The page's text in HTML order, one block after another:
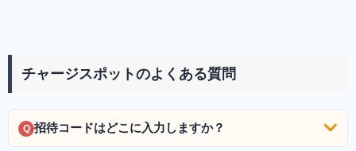
チャージスポットのよくある質問
Q 招待コードはどこに入力しますか？